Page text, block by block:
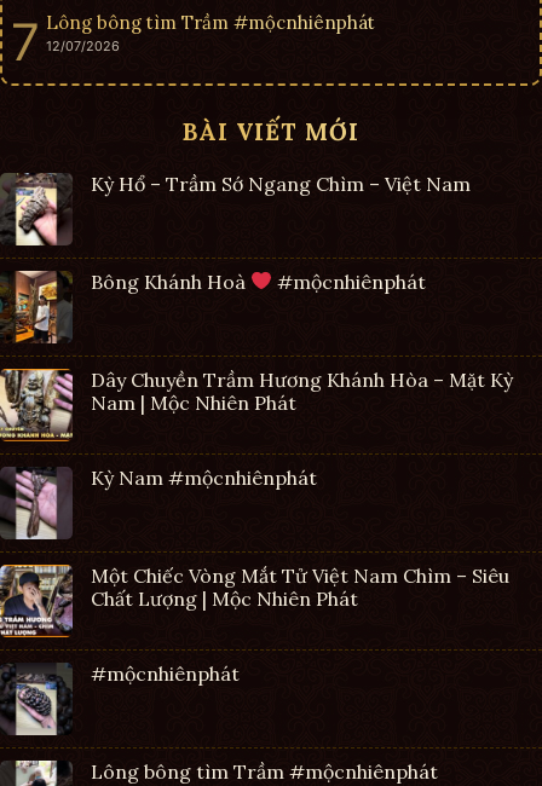
Lông bông tìm Trầm #mộcnhiênphát
12/07/2026
BÀI VIẾT MỚI
Kỳ Hổ – Trầm Sớ Ngang Chìm – Việt Nam
Bông Khánh Hoà #mộcnhiênphát
Dây Chuyền Trầm Hương Khánh Hòa – Mặt Kỳ
Nam | Mộc Nhiên Phát
Kỳ Nam #mộcnhiênphát
Một Chiếc Vòng Mắt Tử Việt Nam Chìm – Siêu
Chất Lượng | Mộc Nhiên Phát
#mộcnhiênphát
Lông bông tìm Trầm #mộcnhiênphát